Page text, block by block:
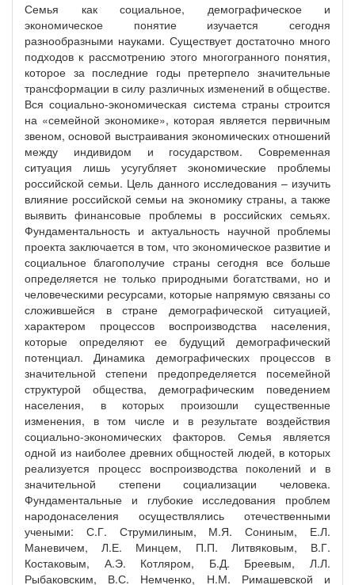
Семья как социальное, демографическое и
экономическое понятие изучается сегодня
разнообразными науками. Существует достаточно много
подходов к рассмотрению этого многогранного понятия,
которое за последние годы претерпело значительные
трансформации в силу различных изменений в обществе.
Вся социально-экономическая система страны строится
на «семейной экономике», которая является первичным
звеном, основой выстраивания экономических отношений
между индивидом и государством. Современная
ситуация лишь усугубляет экономические проблемы
российской семьи. Цель данного исследования – изучить
влияние российской семьи на экономику страны, а также
выявить финансовые проблемы в российских семьях.
Фундаментальность и актуальность научной проблемы
проекта заключается в том, что экономическое развитие и
социальное благополучие страны сегодня все больше
определяется не только природными богатствами, но и
человеческими ресурсами, которые напрямую связаны со
сложившейся в стране демографической ситуацией,
характером процессов воспроизводства населения,
которые определяют ее будущий демографический
потенциал. Динамика демографических процессов в
значительной степени предопределяется посемейной
структурой общества, демографическим поведением
населения, в которых произошли существенные
изменения, в том числе и в результате воздействия
социально-экономических факторов. Семья является
одной из наиболее древних общностей людей, в которых
реализуется процесс воспроизводства поколений и в
значительной степени социализации человека.
Фундаментальные и глубокие исследования проблем
народонаселения осуществлялись отечественными
учеными: С.Г. Струмилиным, М.Я. Сониным, Е.Л.
Маневичем, Л.Е. Минцем, П.П. Литвяковым, В.Г.
Костаковым, А.Э. Котляром, Б.Д. Бреевым, Л.Л.
Рыбаковским, В.С. Немченко, Н.М. Римашевской и